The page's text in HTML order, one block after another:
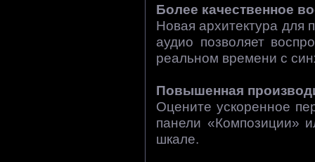
Более качественное
Новая архитектура для
аудио позволяет
реальном времени с
Повышенная
Оцените ускоренное
панели «Композиции»
шкале.